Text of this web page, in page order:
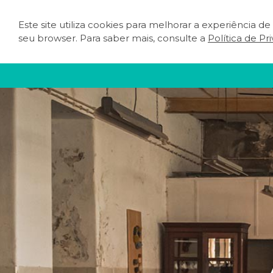
Este site utiliza cookies para melhorar a experiência
seu browser. Para saber mais, consulte a Política de
O QUE FAZER